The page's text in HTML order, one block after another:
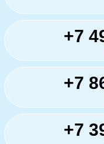
+7
+7
+7